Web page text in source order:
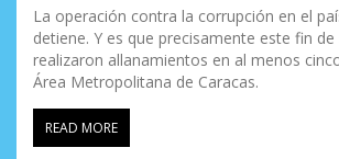
La operación contra la corrupción en el
detiene. Y es que precisamente este fin
realizaron allanamientos en al menos
Área Metropolitana de Caracas.
READ MORE